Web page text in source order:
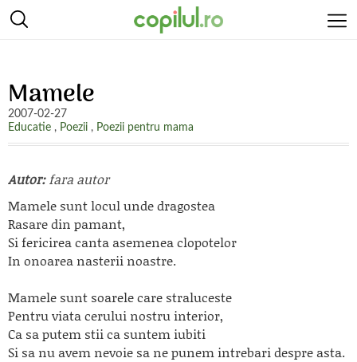
Mamele
2007-02-27
Educatie , Poezii , Poezii pentru mama
Autor:fara autor
Mamele sunt locul unde dragostea
Rasare din pamant,
Si fericirea canta asemenea clopotelor
In onoarea nasterii noastre.
Mamele sunt soarele care straluceste
Pentru viata cerului nostru interior,
Ca sa putem stii ca suntem iubiti
Si sa nu avem nevoie sa ne punem intrebari despre asta.